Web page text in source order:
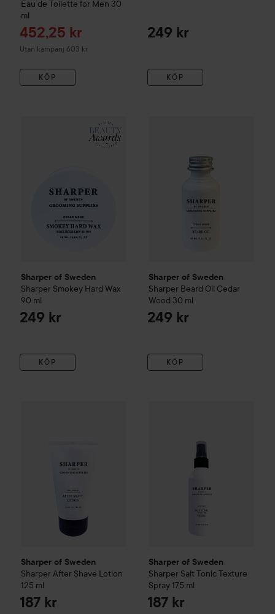
Eau de Toilette for Men 30
ml
Reapris
452,25 kr
Utan kampanj 603 kr
KÖP
249 kr
KÖP
Sharper of Sweden
Sharper Smokey Hard Wax
90 ml
249 kr
KÖP
Sharper of SwedenSharper Smokey Hard Wax
Sharper of Sweden
Sharper Beard Oil Cedar
Wood 30 ml
249 kr
KÖP
Sharper of Sweden
Sharper After Shave Lotion
125 ml
187 kr
Sharper of Sweden
Sharper Salt Tonic Texture
Spray 175 ml
187 kr